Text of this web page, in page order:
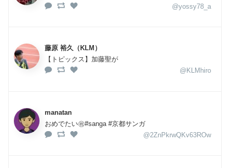
@yossy78_a
藤原 裕久（KLM）
【トピックス】加藤聖が
@KLMhiro
manatan
おめでたい㊗️#sanga #京都サンガ
@2ZnPkrwQKv63ROw